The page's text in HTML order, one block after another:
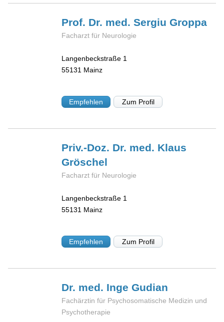
Prof. Dr. med. SergiuGroppa
Facharzt für Neurologie
Langenbeckstraße 1
55131 Mainz
Empfehlen Zum Profil
Priv.-Doz. Dr. med. Klaus
Gröschel
Facharzt für Neurologie
Langenbeckstraße 1
55131 Mainz
Empfehlen Zum Profil
Dr. med. IngeGudian
Fachärztin für Psychosomatische Medizin und
Psychotherapie